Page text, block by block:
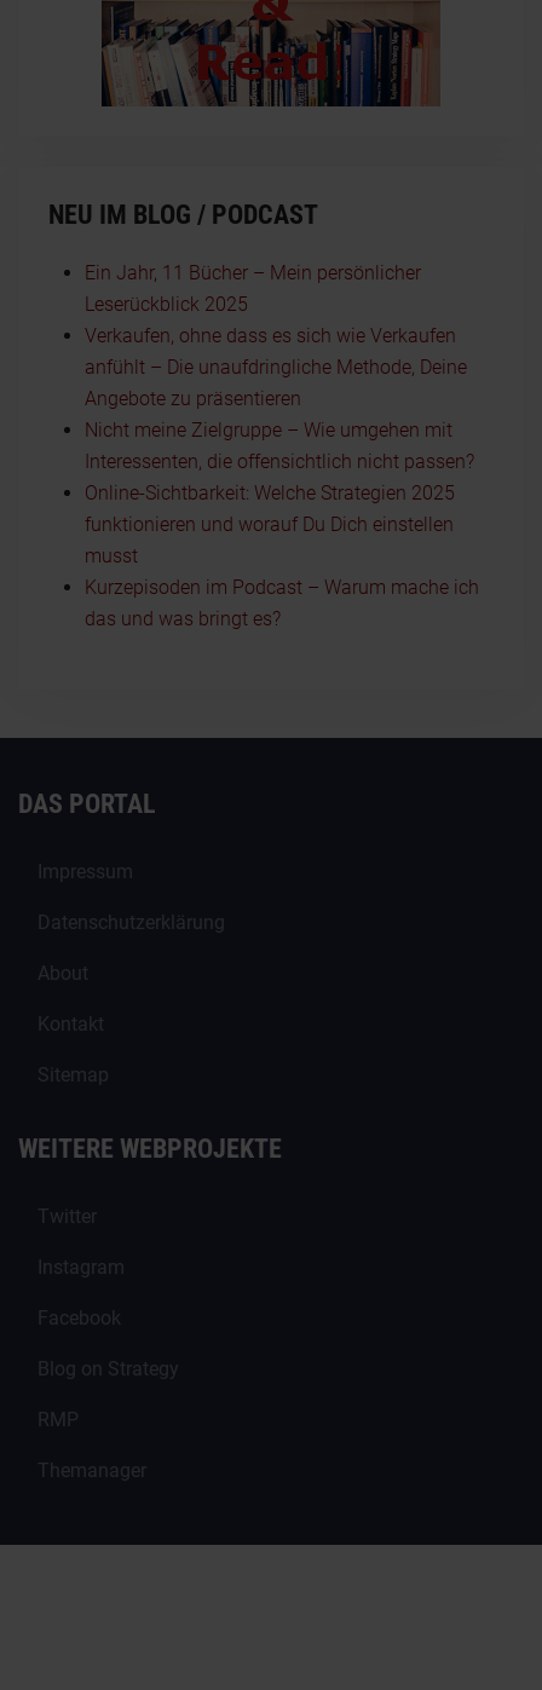
NEU IM BLOG / PODCAST
Ein Jahr, 11 Bücher – Mein persönlicher
Leserückblick 2025
Verkaufen, ohne dass es sich wie Verkaufen
anfühlt – Die unaufdringliche Methode, Deine
Angebote zu präsentieren
Nicht meine Zielgruppe – Wie umgehen mit
Interessenten, die offensichtlich nicht passen?
Online-Sichtbarkeit: Welche Strategien 2025
funktionieren und worauf Du Dich einstellen
musst
Kurzepisoden im Podcast – Warum mache ich
das und was bringt es?
DAS PORTAL
Impressum
Datenschutzerklärung
About
Kontakt
Sitemap
WEITERE WEBPROJEKTE
Twitter
Instagram
Facebook
Blog on Strategy
RMP
Themanager